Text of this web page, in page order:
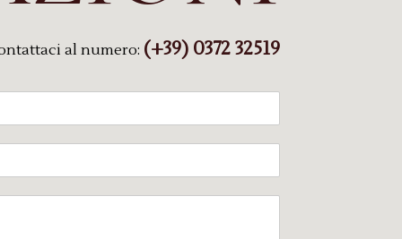
al numero: (+39) 0372 32519